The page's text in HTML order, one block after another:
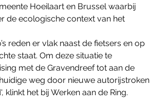
Hoeilaart en Brussel waarbij
de ecologische context van het
reden er vlak naast de fietsers en op
staat. Om deze situatie te
met de Gravendreef tot aan de
weg door nieuwe autorijstroken
het bij Werken aan de Ring.